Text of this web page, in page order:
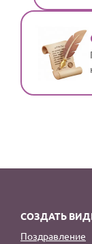
СОЗДАТЬ
Поздравление